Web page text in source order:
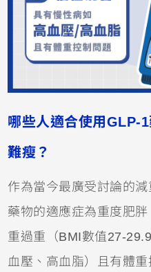
哪些人適合使用GLP-
難瘦？
作為當今最廣受討論的
藥物的適應症為重度肥
重過重（BMI數值27-
血壓、高血脂）且有體